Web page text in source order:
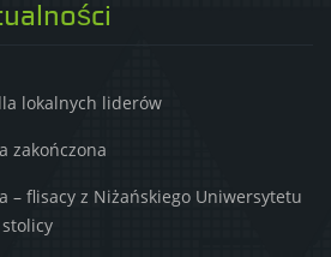
lokalnych liderów
zakończona
– flisacy z Niżańskiego Uniwersytetu